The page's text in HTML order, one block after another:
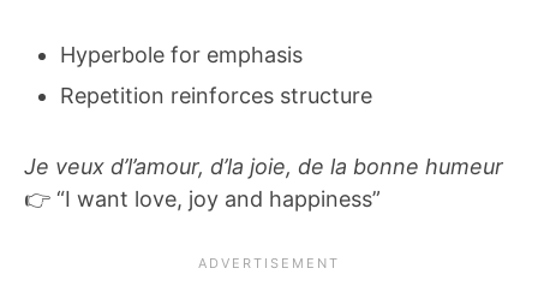
Hyperbole for emphasis
Repetition reinforces structure
Je veux d’l’amour, d’la joie, de la bonne humeur
👉 “I want love, joy and happiness”